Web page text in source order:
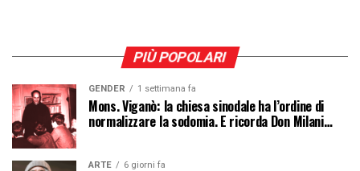
PIÙ POPOLARI
GENDER 1 settimana fa
Mons. Viganò: la chiesa sinodale ha l’ordine di
normalizzare la sodomia. E ricorda Don Milani…
ARTE 6 giorni fa